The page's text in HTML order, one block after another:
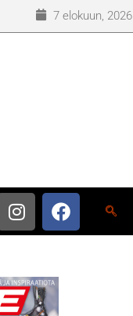
7 elokuun, 2026